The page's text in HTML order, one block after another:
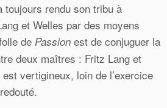
toujours rendu son tribu à
et Welles par des moyens
de Passion est de conjuguer la
deux maîtres : Fritz Lang et
vertigineux, loin de l’exercice